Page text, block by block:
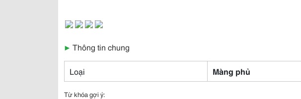
▶ Thông tin chung
Loại Màng phủ
Từ khóa gợi ý: